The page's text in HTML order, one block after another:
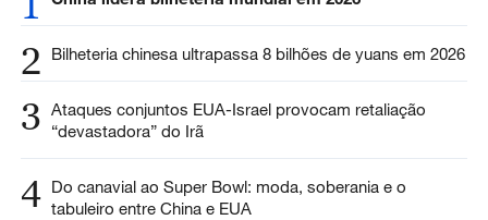
2 Bilheteria chinesa ultrapassa 8 bilhões de yuans em 2026
3 Ataques conjuntos EUA-Israel provocam retaliação
“devastadora” do Irã
4 Do canavial ao Super Bowl: moda, soberania e o
tabuleiro entre China e EUA